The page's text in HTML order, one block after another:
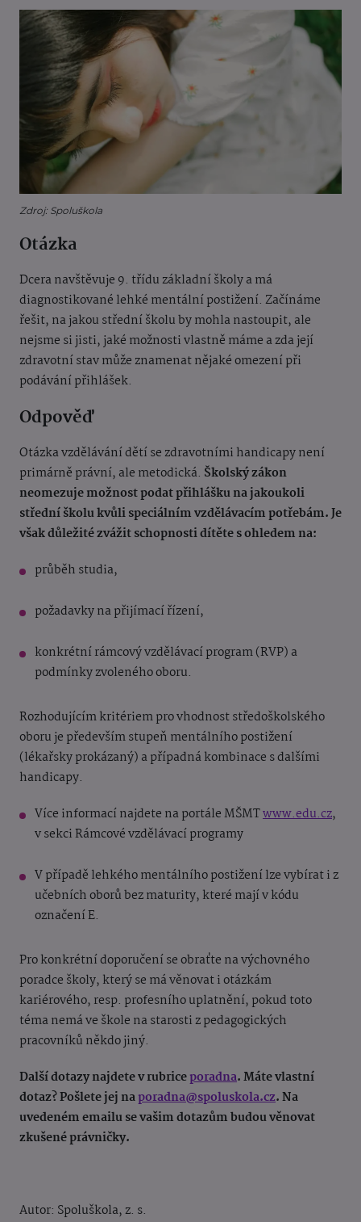
Zdroj: Spoluškola
Otázka
Dcera navštěvuje 9. třídu základní školy a má
diagnostikované lehké mentální postižení. Začínáme
řešit, na jakou střední školu by mohla nastoupit, ale
nejsme si jisti, jaké možnosti vlastně máme a zda její
zdravotní stav může znamenat nějaké omezení při
podávání přihlášek.
Odpověď
Otázka vzdělávání dětí se zdravotními handicapy není
primárně právní, ale metodická. Školský zákon
neomezuje možnost podat přihlášku na jakoukoli
střední školu kvůli speciálním vzdělávacím potřebám. Je
však důležité zvážit schopnosti dítěte s ohledem na:
průběh studia,
požadavky na přijímací řízení,
konkrétní rámcový vzdělávací program (RVP) a
podmínky zvoleného oboru.
Rozhodujícím kritériem pro vhodnost středoškolského
oboru je především stupeň mentálního postižení
(lékařsky prokázaný) a případná kombinace s dalšími
handicapy.
Více informací najdete na portále MŠMTwww.edu.cz,
v sekci Rámcové vzdělávací programy
V případě lehkého mentálního postižení lze vybírat i z
učebních oborů bez maturity, které mají v kódu
označení E.
Pro konkrétní doporučení se obraťte na výchovného
poradce školy, který se má věnovat i otázkám
kariérového, resp. profesního uplatnění, pokud toto
téma nemá ve škole na starosti z pedagogických
pracovníků někdo jiný.
Další dotazy najdete v rubriceporadna. Máte vlastní
dotaz? Pošlete jej naporadna@spoluskola.cz. Na
uvedeném emailu se vašim dotazům budou věnovat
zkušené právničky.
Autor: Spoluškola, z. s.